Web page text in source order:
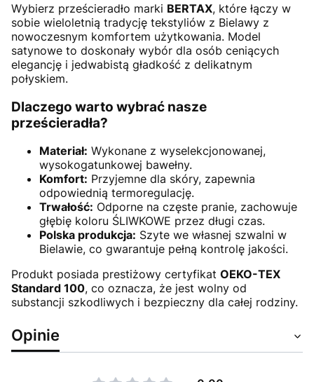
Wybierz prześcieradło marki BERTAX, które łączy w
sobie wieloletnią tradycję tekstyliów z Bielawy z
nowoczesnym komfortem użytkowania. Model
satynowe to doskonały wybór dla osób ceniących
elegancję i jedwabistą gładkość z delikatnym
połyskiem.
Dlaczego warto wybrać nasze
prześcieradła?
Materiał: Wykonane z wyselekcjonowanej,
wysokogatunkowej bawełny.
Komfort: Przyjemne dla skóry, zapewnia
odpowiednią termoregulację.
Trwałość: Odporne na częste pranie, zachowuje
głębię koloru ŚLIWKOWE przez długi czas.
Polska produkcja: Szyte we własnej szwalni w
Bielawie, co gwarantuje pełną kontrolę jakości.
Produkt posiada prestiżowy certyfikat OEKO-TEX
Standard 100, co oznacza, że jest wolny od
substancji szkodliwych i bezpieczny dla całej rodziny.
Opinie